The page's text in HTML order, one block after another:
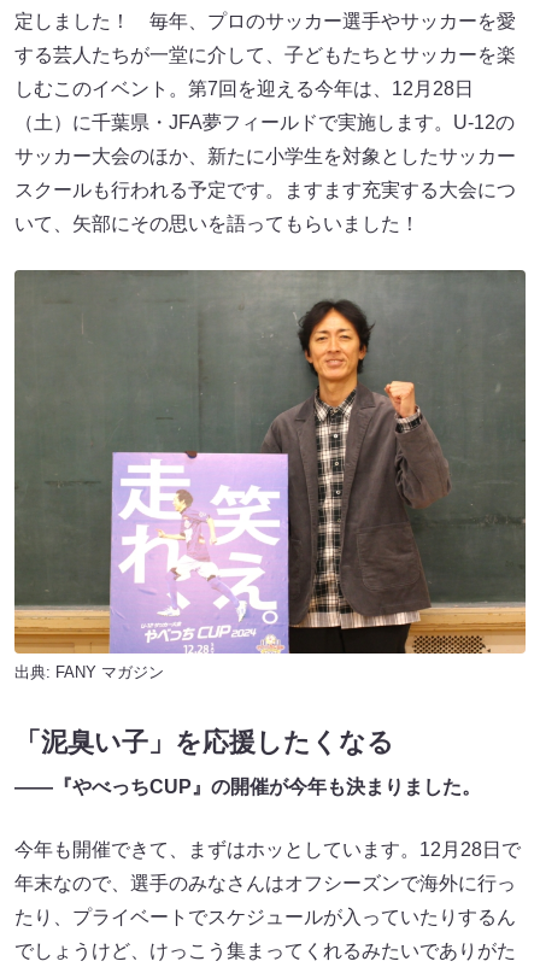
定しました！ 毎年、プロのサッカー選手やサッカーを愛
する芸人たちが一堂に介して、子どもたちとサッカーを楽
しむこのイベント。第7回を迎える今年は、12月28日
（土）に千葉県・JFA夢フィールドで実施します。U-12の
サッカー大会のほか、新たに小学生を対象としたサッカー
スクールも行われる予定です。ますます充実する大会につ
いて、矢部にその思いを語ってもらいました！
出典: FANY マガジン
「泥臭い子」を応援したくなる
――『やべっちCUP』の開催が今年も決まりました。
今年も開催できて、まずはホッとしています。12月28日で
年末なので、選手のみなさんはオフシーズンで海外に行っ
たり、プライベートでスケジュールが入っていたりするん
でしょうけど、けっこう集まってくれるみたいでありがた